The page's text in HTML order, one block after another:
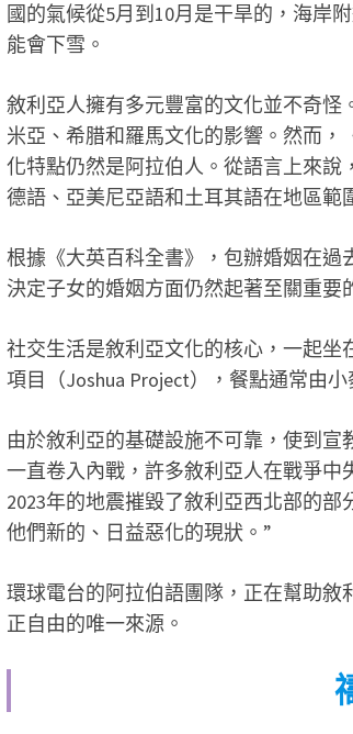
國的氣候從5月到10月是干旱的，海岸
能會下雪。
敘利亞人擁有多元豐富的文化並不奇
米亞、希腊和羅馬文化的影響。然而
化特點仍然是阿拉伯人。從語言上來
德語、亞美尼亞語和土耳其語在地區範
根據《大英百科全書》，包辦婚姻在
決定子女的婚姻方面仍然起著至關重要
社交生活是敘利亞文化的核心，一起
項目（Joshua Project），餐點通常由
由於敘利亞的基礎設施不可靠，使到宣
一直卷入內戰，許多敘利亞人在戰爭
2023年的地震摧毀了敘利亞西北部的
他們新的、日益惡化的現狀。”
環球電台的阿拉伯語團隊，正在幫助
正自由的唯一來源。